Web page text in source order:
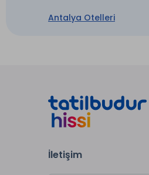
Antalya Otelleri
İletişim